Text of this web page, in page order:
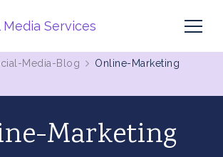
Media Services
Media-Blog
Online-Marketing
Marketing